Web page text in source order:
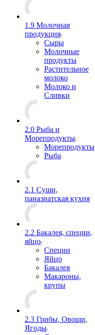
1.9 Молочная
продукция
Сыры
Молочные
продукты
Растительное
молоко
Молоко и
Сливки
2.0 Рыба и
Морепродукты
Морепродукты
Рыба
2.1 Суши,
паназиатская кухня
2.2 Бакалея, специи,
яйцо
Специи
Яйцо
Бакалея
Макароны,
крупы
2.3 Грибы, Овощи,
Ягоды